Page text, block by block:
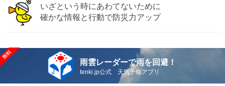
いざという時にあわてないために
確かな情報と行動で防災力アップ
雨雲レーダーで雨を回避！
tenki.jp公式 天気予報アプリ